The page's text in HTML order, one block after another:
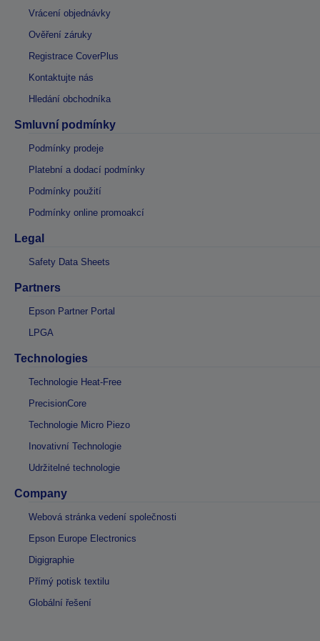
Vrácení objednávky
Ověření záruky
Registrace CoverPlus
Kontaktujte nás
Hledání obchodníka
Smluvní podmínky
Podmínky prodeje
Platební a dodací podmínky
Podmínky použití
Podmínky online promoakcí
Legal
Safety Data Sheets
Partners
Epson Partner Portal
LPGA
Technologies
Technologie Heat-Free
PrecisionCore
Technologie Micro Piezo
Inovativní Technologie
Udržitelné technologie
Company
Webová stránka vedení společnosti
Epson Europe Electronics
Digigraphie
Přímý potisk textilu
Globální řešení